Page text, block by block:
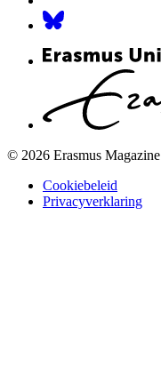
© 2026 Erasmus Magazine
Cookiebeleid
Privacyverklaring